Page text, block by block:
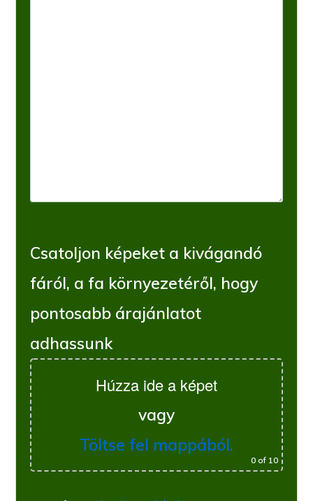
Csatoljon képeket a kivágandó
fáról, a fa környezetéről, hogy
pontosabb árajánlatot
adhassunk
Húzza ide a képet
vagy
Töltse fel mappából.
0of 10